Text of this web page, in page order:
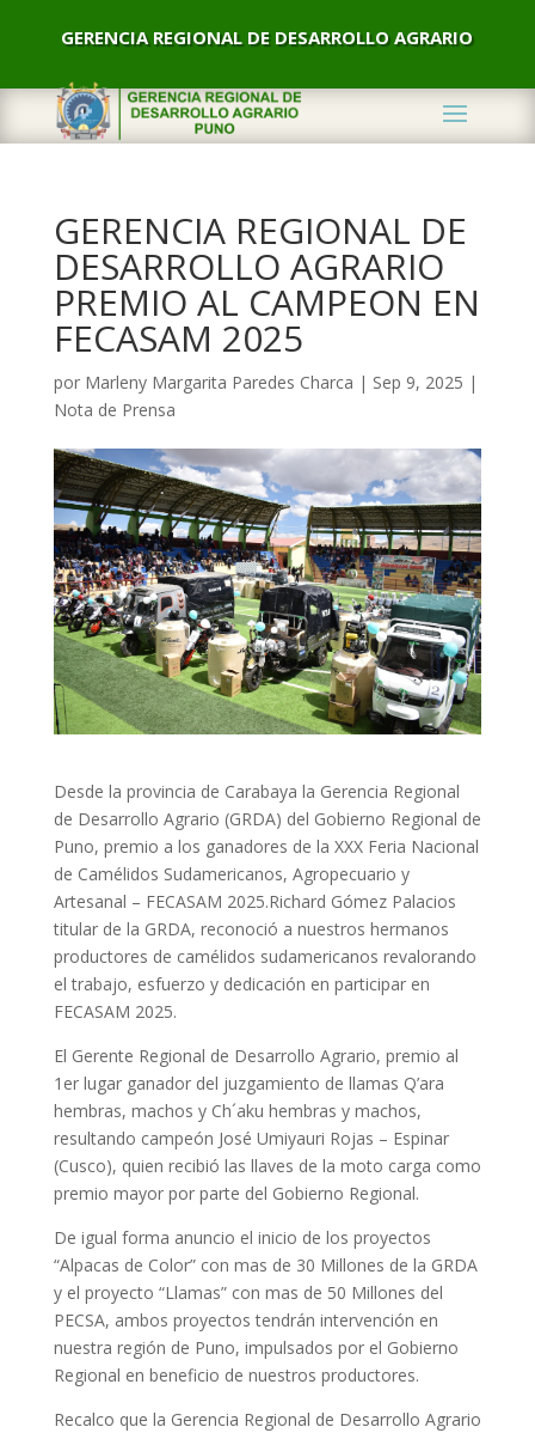
GERENCIA REGIONAL DE DESARROLLO AGRARIO
GERENCIA REGIONAL DE
DESARROLLO AGRARIO
PREMIO AL CAMPEON EN
FECASAM 2025
por Marleny Margarita Paredes Charca | Sep 9, 2025 |
Nota de Prensa
Desde la provincia de Carabaya la Gerencia Regional
de Desarrollo Agrario (GRDA) del Gobierno Regional de
Puno, premio a los ganadores de la XXX Feria Nacional
de Camélidos Sudamericanos, Agropecuario y
Artesanal – FECASAM 2025.Richard Gómez Palacios
titular de la GRDA, reconoció a nuestros hermanos
productores de camélidos sudamericanos revalorando
el trabajo, esfuerzo y dedicación en participar en
FECASAM 2025.
El Gerente Regional de Desarrollo Agrario, premio al
1er lugar ganador del juzgamiento de llamas Q’ara
hembras, machos y Ch´aku hembras y machos,
resultando campeón José Umiyauri Rojas – Espinar
(Cusco), quien recibió las llaves de la moto carga como
premio mayor por parte del Gobierno Regional.
De igual forma anuncio el inicio de los proyectos
“Alpacas de Color” con mas de 30 Millones de la GRDA
y el proyecto “Llamas” con mas de 50 Millones del
PECSA, ambos proyectos tendrán intervención en
nuestra región de Puno, impulsados por el Gobierno
Regional en beneficio de nuestros productores.
Recalco que la Gerencia Regional de Desarrollo Agrario